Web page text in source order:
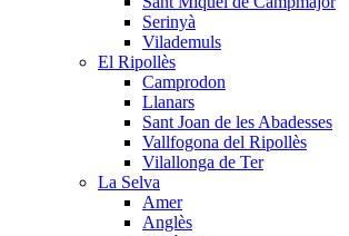
Serinyà
Vilademuls
El Ripollès
Camprodon
Llanars
Sant Joan de les Abadesses
Vallfogona del Ripollès
Vilallonga de Ter
La Selva
Amer
Anglès